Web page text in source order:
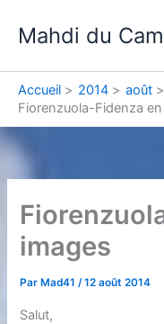
Mahdi du
Accueil 2014 août
Fiorenzuola-Fidenza
images
Par Mad41/12 août 2014
Salut,